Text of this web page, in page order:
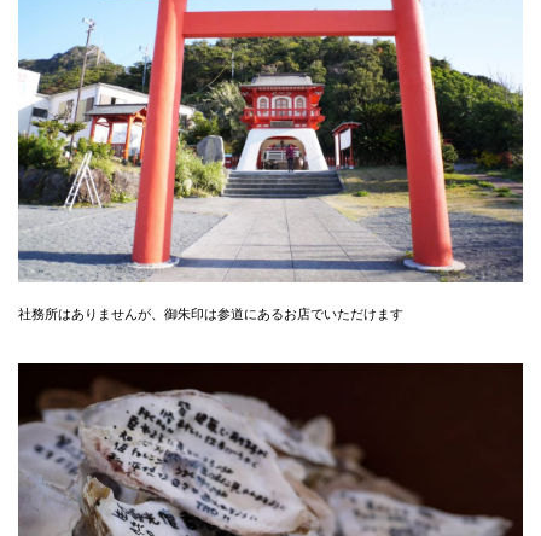
社務所はありませんが、御朱印は参道にあるお店でいただけます